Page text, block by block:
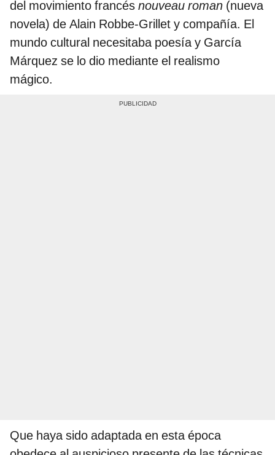
del movimiento francés nouveau roman (nueva
novela) de Alain Robbe-Grillet y compañía. El
mundo cultural necesitaba poesía y García
Márquez se lo dio mediante el realismo
mágico.
Que haya sido adaptada en esta época